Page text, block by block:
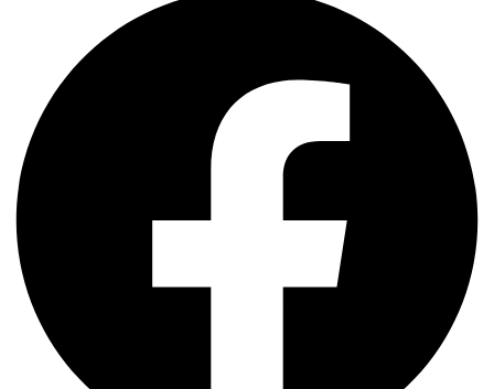
বৈশ্বিক অর্থব্যবস্থা, আইএমএফ-বিশ্বব্যাংক, ইসলামী
ব্যাংকিং…
অর্থ পাচারের মহাকাব্য: ১০০ ডলারের…
দক্ষিণ এশিয়ায় ‘জেন-জি’ বিপ্লব: বাংলাদেশ,…
বিশেষ ইন-ডেপ্থ রিপোর্ট: ক্রীড়া উৎসবে…